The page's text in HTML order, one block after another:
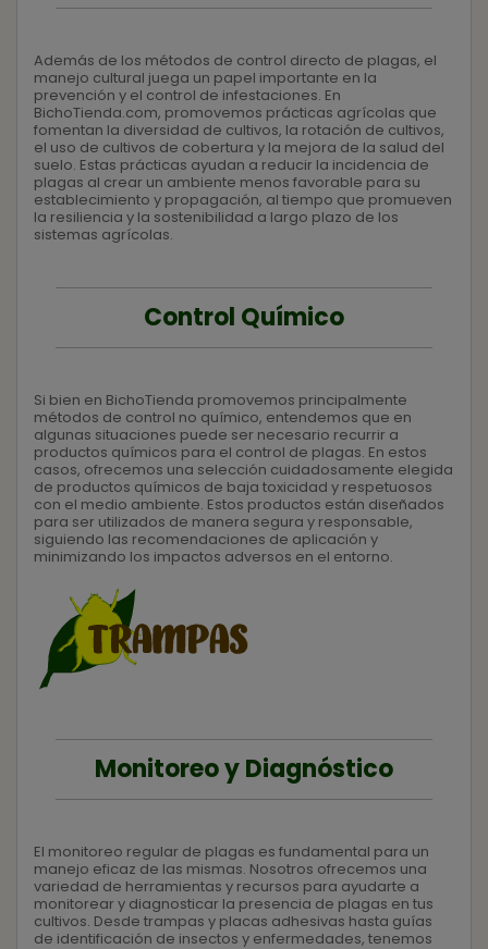
Además de los métodos de control directo de plagas, el
manejo cultural juega un papel importante en la
prevención y el control de infestaciones. En
BichoTienda.com, promovemos prácticas agrícolas que
fomentan la diversidad de cultivos, la rotación de cultivos,
el uso de cultivos de cobertura y la mejora de la salud del
suelo. Estas prácticas ayudan a reducir la incidencia de
plagas al crear un ambiente menos favorable para su
establecimiento y propagación, al tiempo que promueven
la resiliencia y la sostenibilidad a largo plazo de los
sistemas agrícolas.
Control Químico
Si bien en BichoTienda promovemos principalmente
métodos de control no químico, entendemos que en
algunas situaciones puede ser necesario recurrir a
productos químicos para el control de plagas. En estos
casos, ofrecemos una selección cuidadosamente elegida
de productos químicos de baja toxicidad y respetuosos
con el medio ambiente. Estos productos están diseñados
para ser utilizados de manera segura y responsable,
siguiendo las recomendaciones de aplicación y
minimizando los impactos adversos en el entorno.
Monitoreo y Diagnóstico
El monitoreo regular de plagas es fundamental para un
manejo eficaz de las mismas. Nosotros ofrecemos una
variedad de herramientas y recursos para ayudarte a
monitorear y diagnosticar la presencia de plagas en tus
cultivos. Desde trampas y placas adhesivas hasta guías
de identificación de insectos y enfermedades, tenemos